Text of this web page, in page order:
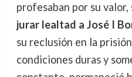
profesaban por su
jurar lealtad a José I
su reclusión en la
condiciones duras y